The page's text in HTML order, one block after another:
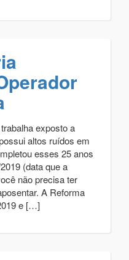
exposto a
altos ruídos em
esses 25 anos
(data que a
não precisa ter
A Reforma
e […]